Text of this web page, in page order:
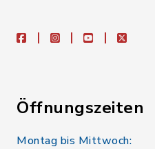
facebookinstagramyoutubeX
Öffnungszeiten
Montag bis Mittwoch: